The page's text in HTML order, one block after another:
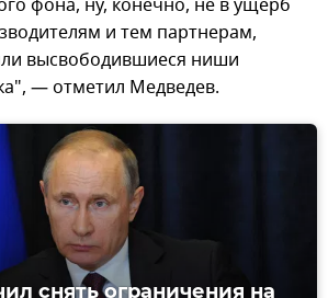
фона, ну, конечно, не в ущерб
и тем партнерам,
высвободившиеся ниши
— отметил Медведев.
снять ограничения на